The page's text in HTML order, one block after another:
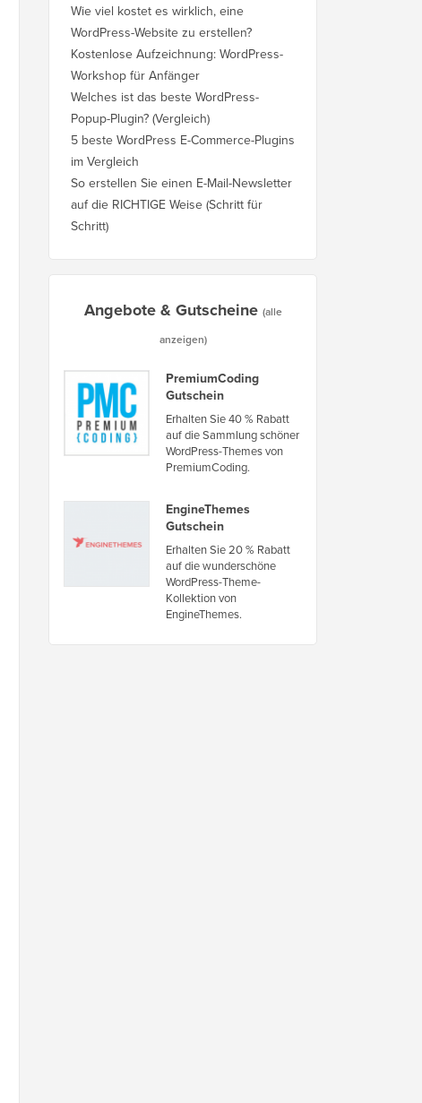
Wie viel kostet es wirklich, eine
WordPress-Website zu erstellen?
Kostenlose Aufzeichnung: WordPress-
Workshop für Anfänger
Welches ist das beste WordPress-
Popup-Plugin? (Vergleich)
5 beste WordPress E-Commerce-Plugins
im Vergleich
So erstellen Sie einen E-Mail-Newsletter
auf die RICHTIGE Weise (Schritt für
Schritt)
Angebote & Gutscheine (alle
anzeigen)
PremiumCoding
Gutschein
Erhalten Sie 40 % Rabatt
auf die Sammlung schöner
WordPress-Themes von
PremiumCoding.
EngineThemes
Gutschein
Erhalten Sie 20 % Rabatt
auf die wunderschöne
WordPress-Theme-
Kollektion von
EngineThemes.